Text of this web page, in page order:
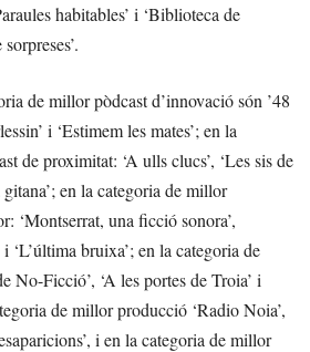
habitables’ i ‘Biblioteca de
de millor pòdcast d’innovació són ’48
i ‘Estimem les mates’; en la
de proximitat: ‘A ulls clucs’, ‘Les sis de
en la categoria de millor
‘Montserrat, una ficció sonora’,
‘L’última bruixa’; en la categoria de
No-Ficció’, ‘A les portes de Troia’ i
de millor producció ‘Radio Noia’,
i en la categoria de millor